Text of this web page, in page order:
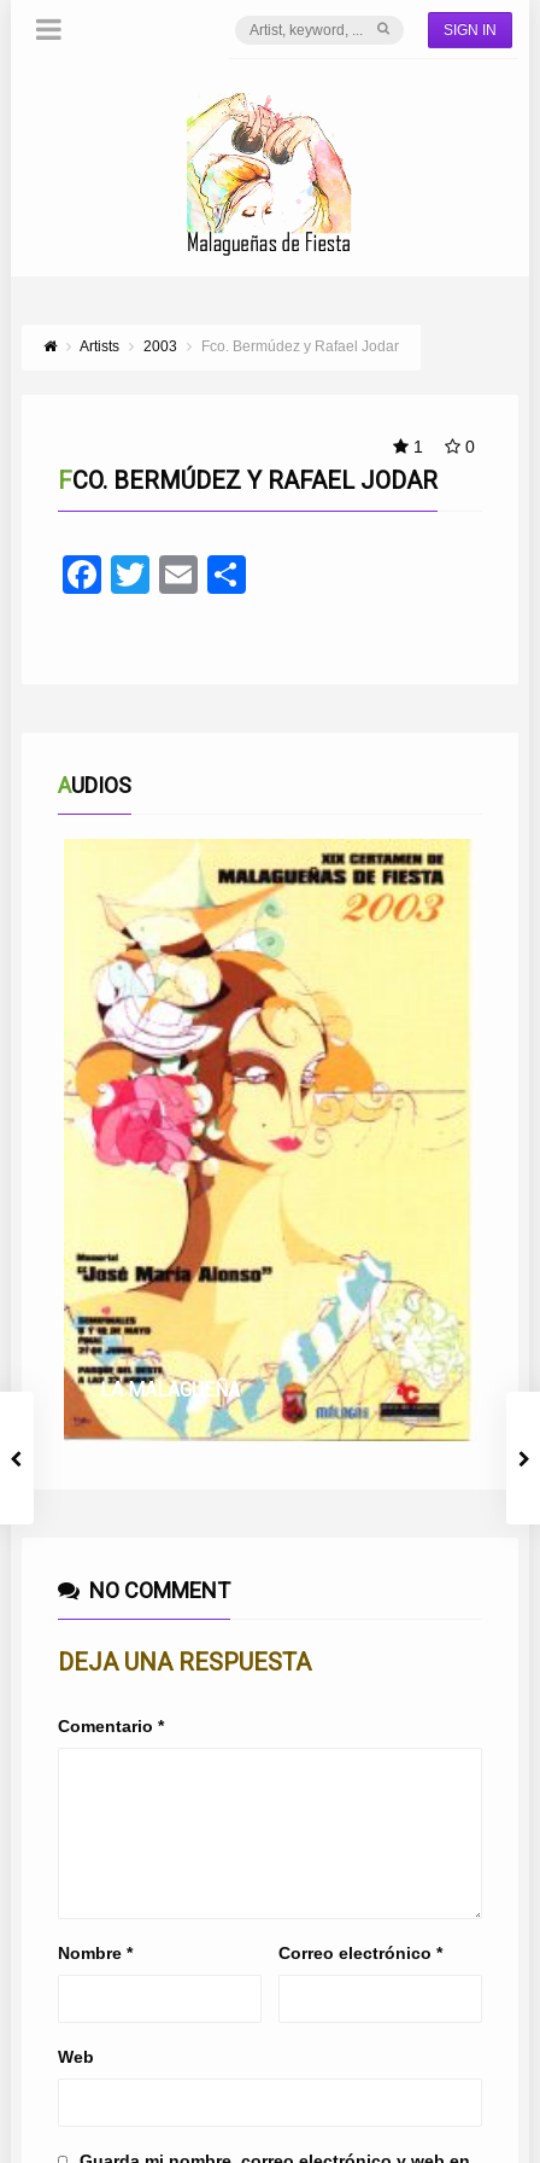
SIGN IN
Artists 2003 Fco. Bermúdez y Rafael Jodar
1 0
FCO. BERMÚDEZ Y RAFAEL JODAR
Facebook
TwitterEmail
AUDIOS
LA MALAGUEÑA
NO COMMENT
DEJA UNA RESPUESTA
Comentario *
Nombre * Correo electrónico*
Web